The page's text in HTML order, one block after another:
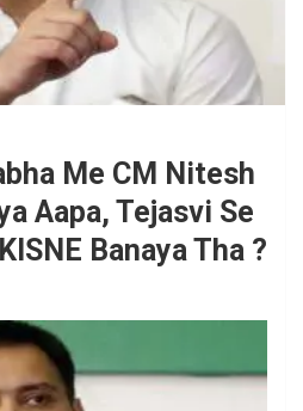
Me CM Nitesh
Aapa, Tejasvi Se
Banaya Tha ?